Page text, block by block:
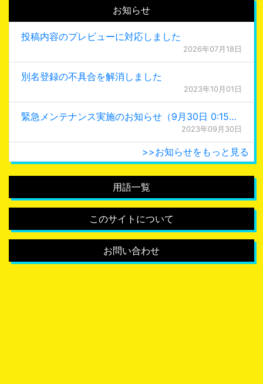
お知らせ
投稿内容のプレビューに対応しました
2026年07月18日
別名登録の不具合を解消しました
2023年10月01日
緊急メンテナンス実施のお知らせ（9月30日 0:15更新）
2023年09月30日
>>お知らせをもっと見る
用語一覧
このサイトについて
お問い合わせ